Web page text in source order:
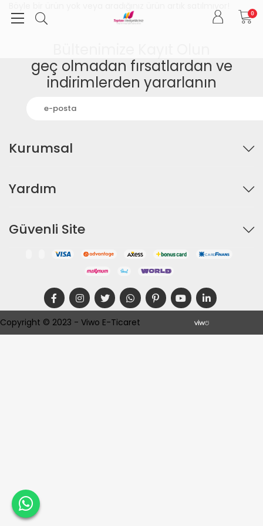
0
geç olmadan fırsatlardan ve
indirimlerden yararlanın
Kurumsal
Yardım
Güvenli Site
Copyright © 2023 - Viwo E-Ticaret